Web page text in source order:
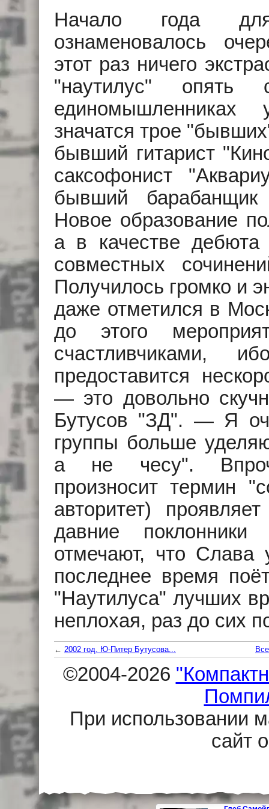
Начало года
ознаменовалось
этот раз ничего
"наутилус" опять
значатся трое
бывший гитарист
саксофонист
бывший
Новое образование
а в качестве дебюта
совместных
Получилось громко и
даже отметился в
до этого
счастливчиками,
предоставится
— это довольно
Бутусов "ЗД". — Я
группы больше
а не чесу".
произносит термин
авторитет)
давние поклонники
отмечают, что
последнее время
"Наутилуса" лучших
неплохая, раз до сих
← 2002 год. Ю-Питер Бутусова...
©2004-2026
При использовании
сайт